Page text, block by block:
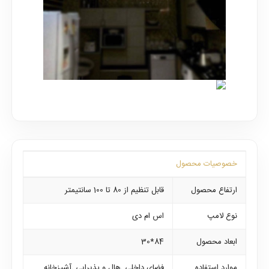
خصوصیات محصول
ارتفاع محصول
قابل تنظیم از 80 تا 100 سانتیمتر
نوع لامپ
اس ام دی
ابعاد محصول
84*30